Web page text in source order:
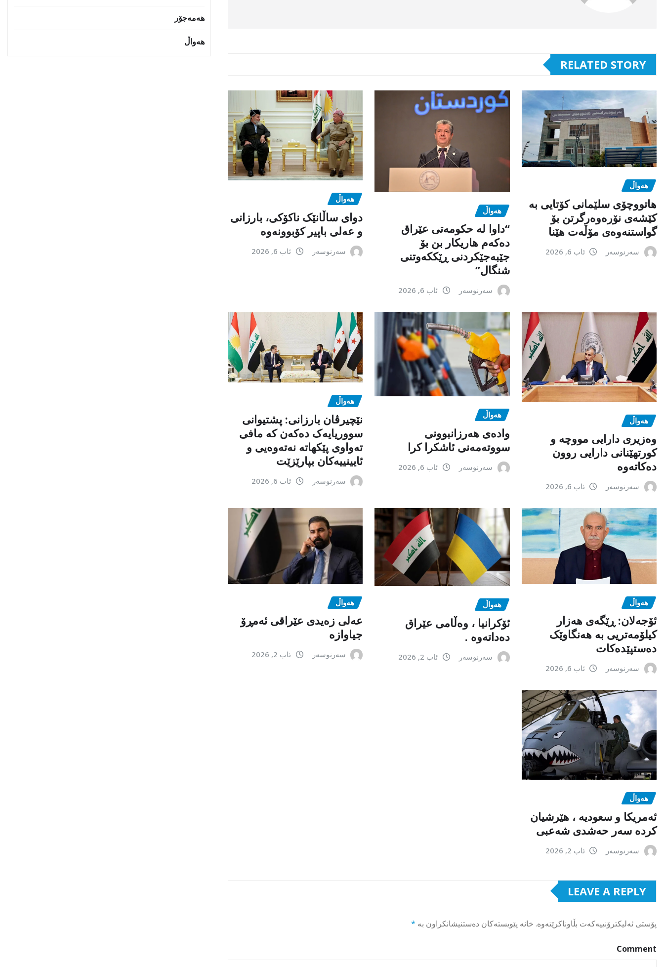
RELATED STORY
هەواڵ
هاتووچۆی سلێمانی کۆتایی بە
کێشەی نۆرەوەرگرتن بۆ
گواستنەوەی مۆڵەت هێنا
سەرنوسەر ئاب 6, 2026
هەواڵ
“داوا لە حكومەتی عێراق
دەكەم هاریكار بن بۆ
جێبەجێكردنی ڕێككەوتنی
شنگال”
سەرنوسەر ئاب 6, 2026
هەواڵ
دوای ساڵانێک ناکۆکی، بارزانی
و عەلی باپیر کۆبوونەوە
سەرنوسەر ئاب 6, 2026
هەواڵ
وەزیری دارایی مووچە و
کورتهێنانی دارایی روون
دەکاتەوە
سەرنوسەر ئاب 6, 2026
هەواڵ
وادەی هەرزانبوونی
سووتەمەنی ئاشکرا کرا
سەرنوسەر ئاب 6, 2026
هەواڵ
نێچیرڤان بارزانی: پشتیوانی
سووریایەک دەکەن کە مافی
تەواوی پێکهاتە نەتەوەیی و
ئایینییەکان بپارێزێت
سەرنوسەر ئاب 6, 2026
هەواڵ
ئۆجەلان: ڕێگەی هەزار
کیلۆمەتریی بە هەنگاوێک
دەستپێدەکات
سەرنوسەر ئاب 6, 2026
هەواڵ
ئۆکرانیا ، وەڵامی عێراق
دەداتەوە .
سەرنوسەر ئاب 2, 2026
هەواڵ
عەلی زەیدی عێراقی ئەمڕۆ
جیاوازە
سەرنوسەر ئاب 2, 2026
هەواڵ
ئەمریکا و سعودیە ، هێرشیان
کردە سەر حەشدی شەعبی
سەرنوسەر ئاب 2, 2026
LEAVE A REPLY
پۆستی ئەلیکترۆنییەکەت بڵاوناکرێتەوە. خانە پێویستەکان دەستنیشانکراون بە *
Comment
هەمەجۆر
هەواڵ